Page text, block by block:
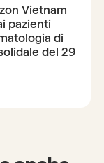
Vietnam
pazienti
di
del 29